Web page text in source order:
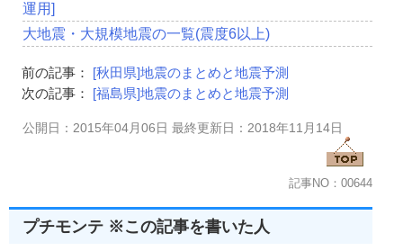
運用]
大地震・大規模地震の一覧(震度6以上)
前の記事：
[秋田県]地震のまとめと地震予測
次の記事：
[福島県]地震のまとめと地震予測
公開日：2015年04月06日 最終更新日：2018年11月14日
記事NO：00644
プチモンテ ※この記事を書いた人